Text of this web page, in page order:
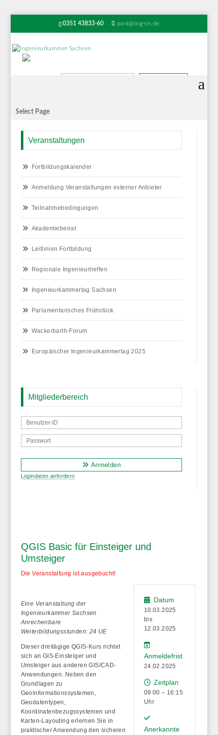
0351 43833-60 post@ing-sn.de
Select Page
Veranstaltungen
Fortbildungskalender
Anmeldung Veranstaltungen externer Anbieter
Teilnahmebedingungen
Akademiebeirat
Leitlinien Fortbildung
Regionale Ingenieurtreffen
Ingenieurkammertag Sachsen
Parlamentarisches Frühstück
Wackerbarth-Forum
Europäischer Ingenieurkammertag 2025
Mitgliederbereich
Anmelden
Logindaten anfordern
QGIS Basic für Einsteiger und
Umsteiger
Die Veranstaltung ist ausgebucht!
Eine Veranstaltung der
Ingenieurkammer Sachsen
Anrechenbare
Weiterbildungsstunden: 24 UE
Dieser dreitägige QGIS-Kurs richtet
sich an GIS-Einsteiger und
Umsteiger aus anderen GIS/CAD-
Anwendungen. Neben den
Grundlagen zu
Geoinformationssystemen,
Geodatentypen,
Koordinatenbezugssystemen und
Karten-Layouting erlernen Sie in
praktischer Anwendung den sicheren
Datum
10.03.2025
bis
12.03.2025
Anmeldefrist
24.02.2025
Zeitplan
09:00 – 16:15
Uhr
Anerkannte